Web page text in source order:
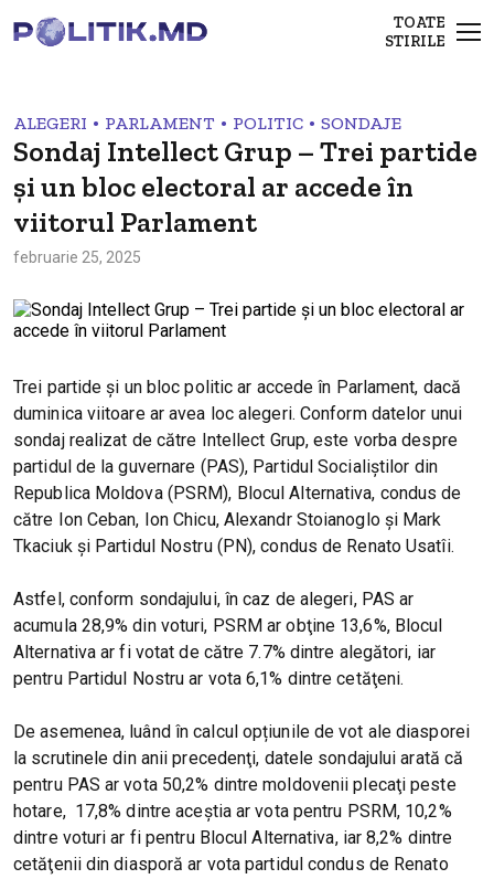
TOATE
STIRILE
ALEGERI • PARLAMENT • POLITIC • SONDAJE
Sondaj Intellect Grup – Trei partide
şi un bloc electoral ar accede în
viitorul Parlament
februarie 25, 2025
Trei partide şi un bloc politic ar accede în Parlament, dacă
duminica viitoare ar avea loc alegeri. Conform datelor unui
sondaj realizat de către Intellect Grup, este vorba despre
partidul de la guvernare (PAS), Partidul Socialiştilor din
Republica Moldova (PSRM), Blocul Alternativa, condus de
către Ion Ceban, Ion Chicu, Alexandr Stoianoglo şi Mark
Tkaciuk şi Partidul Nostru (PN), condus de Renato Usatîi.
Astfel, conform sondajului, în caz de alegeri, PAS ar
acumula 28,9% din voturi, PSRM ar obţine 13,6%, Blocul
Alternativa ar fi votat de către 7.7% dintre alegători, iar
pentru Partidul Nostru ar vota 6,1% dintre cetăţeni.
De asemenea, luând în calcul opțiunile de vot ale diasporei
la scrutinele din anii precedenţi, datele sondajului arată că
pentru PAS ar vota 50,2% dintre moldovenii plecaţi peste
hotare, 17,8% dintre aceştia ar vota pentru PSRM, 10,2%
dintre voturi ar fi pentru Blocul Alternativa, iar 8,2% dintre
cetăţenii din diasporă ar vota partidul condus de Renato